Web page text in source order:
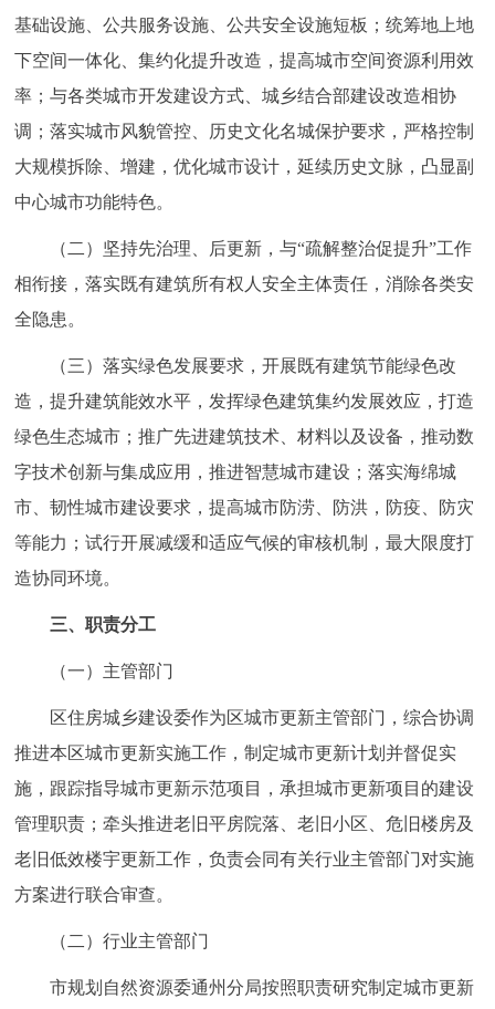
基础设施、公共服务设施、公共安全设施短板；统筹地上地
下空间一体化、集约化提升改造，提高城市空间资源利用效
率；与各类城市开发建设方式、城乡结合部建设改造相协
调；落实城市风貌管控、历史文化名城保护要求，严格控制
大规模拆除、增建，优化城市设计，延续历史文脉，凸显副
中心城市功能特色。
（二）坚持先治理、后更新，与“疏解整治促提升”工作
相衔接，落实既有建筑所有权人安全主体责任，消除各类安
全隐患。
（三）落实绿色发展要求，开展既有建筑节能绿色改
造，提升建筑能效水平，发挥绿色建筑集约发展效应，打造
绿色生态城市；推广先进建筑技术、材料以及设备，推动数
字技术创新与集成应用，推进智慧城市建设；落实海绵城
市、韧性城市建设要求，提高城市防涝、防洪，防疫、防灾
等能力；试行开展减缓和适应气候的审核机制，最大限度打
造协同环境。
三、职责分工
（一）主管部门
区住房城乡建设委作为区城市更新主管部门，综合协调
推进本区城市更新实施工作，制定城市更新计划并督促实
施，跟踪指导城市更新示范项目，承担城市更新项目的建设
管理职责；牵头推进老旧平房院落、老旧小区、危旧楼房及
老旧低效楼宇更新工作，负责会同有关行业主管部门对实施
方案进行联合审查。
（二）行业主管部门
市规划自然资源委通州分局按照职责研究制定城市更新